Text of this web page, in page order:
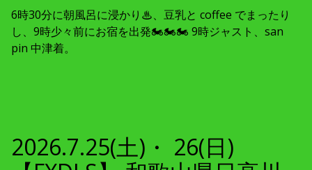
6時30分に朝風呂に浸かり♨、豆乳と coffee でまったり
し、9時少々前にお宿を出発🏍🏍🏍 9時ジャスト、san
pin 中津着。
2026.7.25(土)・ 26(日)